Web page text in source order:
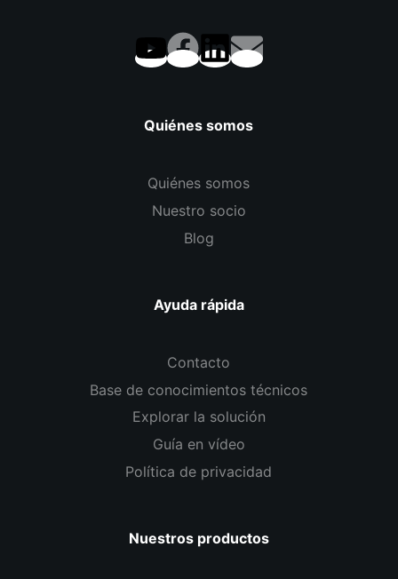
Quiénes somos
Quiénes somos
Nuestro socio
Blog
Ayuda rápida
Contacto
Base de conocimientos técnicos
Explorar la solución
Guía en vídeo
Política de privacidad
Nuestros productos